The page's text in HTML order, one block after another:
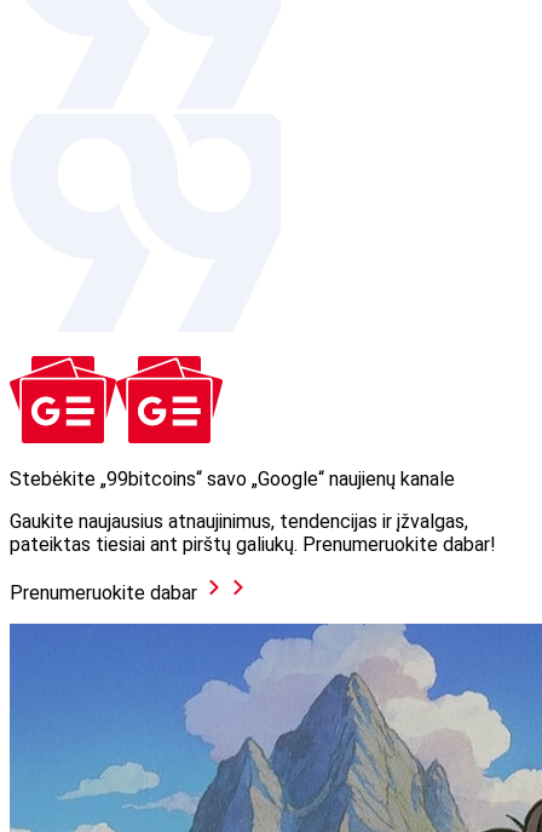
Stebėkite „99bitcoins“ savo „Google“ naujienų kanale
Gaukite naujausius atnaujinimus, tendencijas ir įžvalgas,
pateiktas tiesiai ant pirštų galiukų. Prenumeruokite dabar!
Prenumeruokite dabar